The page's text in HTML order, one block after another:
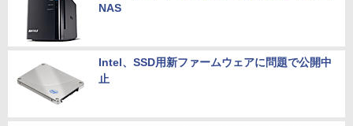
NAS
Intel、SSD用新ファームウェアに問題で公開中
止